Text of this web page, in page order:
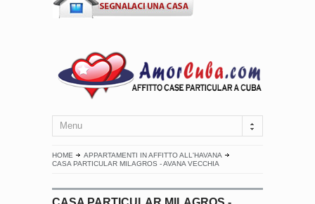
Menu
HOME
APPARTAMENTI IN AFFITTO ALL'HAVANA
CASA PARTICULAR MILAGROS - AVANA VECCHIA